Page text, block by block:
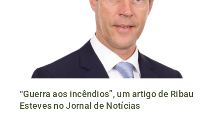
“Guerra aos incêndios”, um artigo de Ribau
Esteves no Jornal de Notícias